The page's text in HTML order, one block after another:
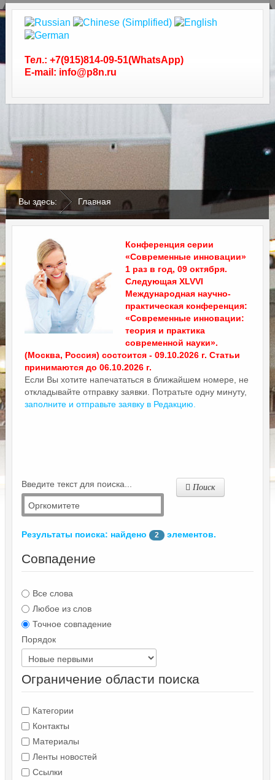
Тел.: +7(915)814-09-51(WhatsApp)
E-mail: info@p8n.ru
Вы здесь: Главная
Конференция серии
«Современные инновации»
1 раз в год, 09 октября.
Следующая XLVVI
Международная научно-
практическая конференция:
«Современные инновации:
теория и практика
современной науки».
(Москва, Россия) состоится - 09.10.2026 г. Статьи
принимаются до 06.10.2026 г.
Если Вы хотите напечататься в ближайшем номере, не
откладывайте отправку заявки. Потратьте одну минуту,
заполните и отправьте заявку в Редакцию.
Введите текст для поиска... Поиск
Результаты поиска: найдено 2 элементов.
Совпадение
Все слова
Любое из слов
Точное совпадение
Порядок
Ограничение области поиска
Категории
Контакты
Материалы
Ленты новостей
Ссылки